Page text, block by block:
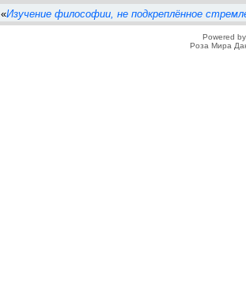
«Изучение философии, не подкреплённое
Powered
Роза Мира